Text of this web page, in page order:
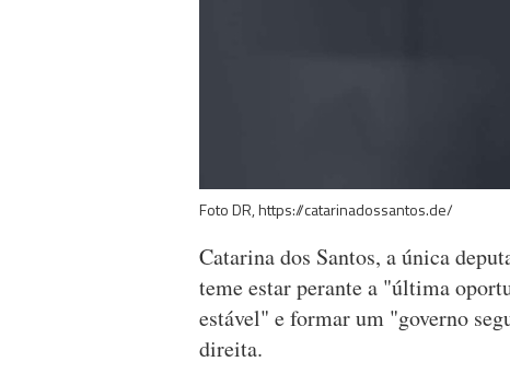
Foto DR, https://catarinadossantos.de/
Catarina dos Santos, a única
teme estar perante a "última
estável" e formar um "governo
direita.